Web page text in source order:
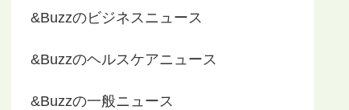
&Buzzのビジネスニュース
&Buzzのヘルスケアニュース
&Buzzの一般ニュース